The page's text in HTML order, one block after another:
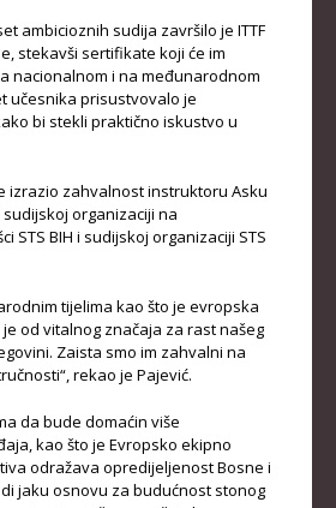
LINKOVI
ambicioznih sudija završilo je ITTF
stekavši sertifikate koji će im
nacionalnom i na međunarodnom
učesnika prisustvovalo je
bi stekli praktično iskustvo u
izrazio zahvalnost instruktoru Asku
organizaciji na
STS BIH i sudijskoj organizaciji STS
tijelima kao što je evropska
od vitalnog značaja za rast našeg
Zaista smo im zahvalni na
rekao je Pajević.
da bude domaćin više
kao što je Evropsko ekipno
odražava opredijeljenost Bosne i
jaku osnovu za budućnost stonog